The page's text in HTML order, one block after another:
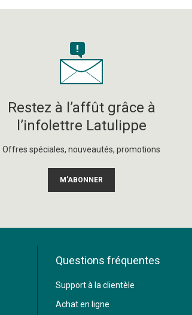
Restez à l’affût grâce à
l’infolettre Latulippe
Offres spéciales, nouveautés, promotions
M’ABONNER
Questions fréquentes
Support à la clientèle
Achat en ligne